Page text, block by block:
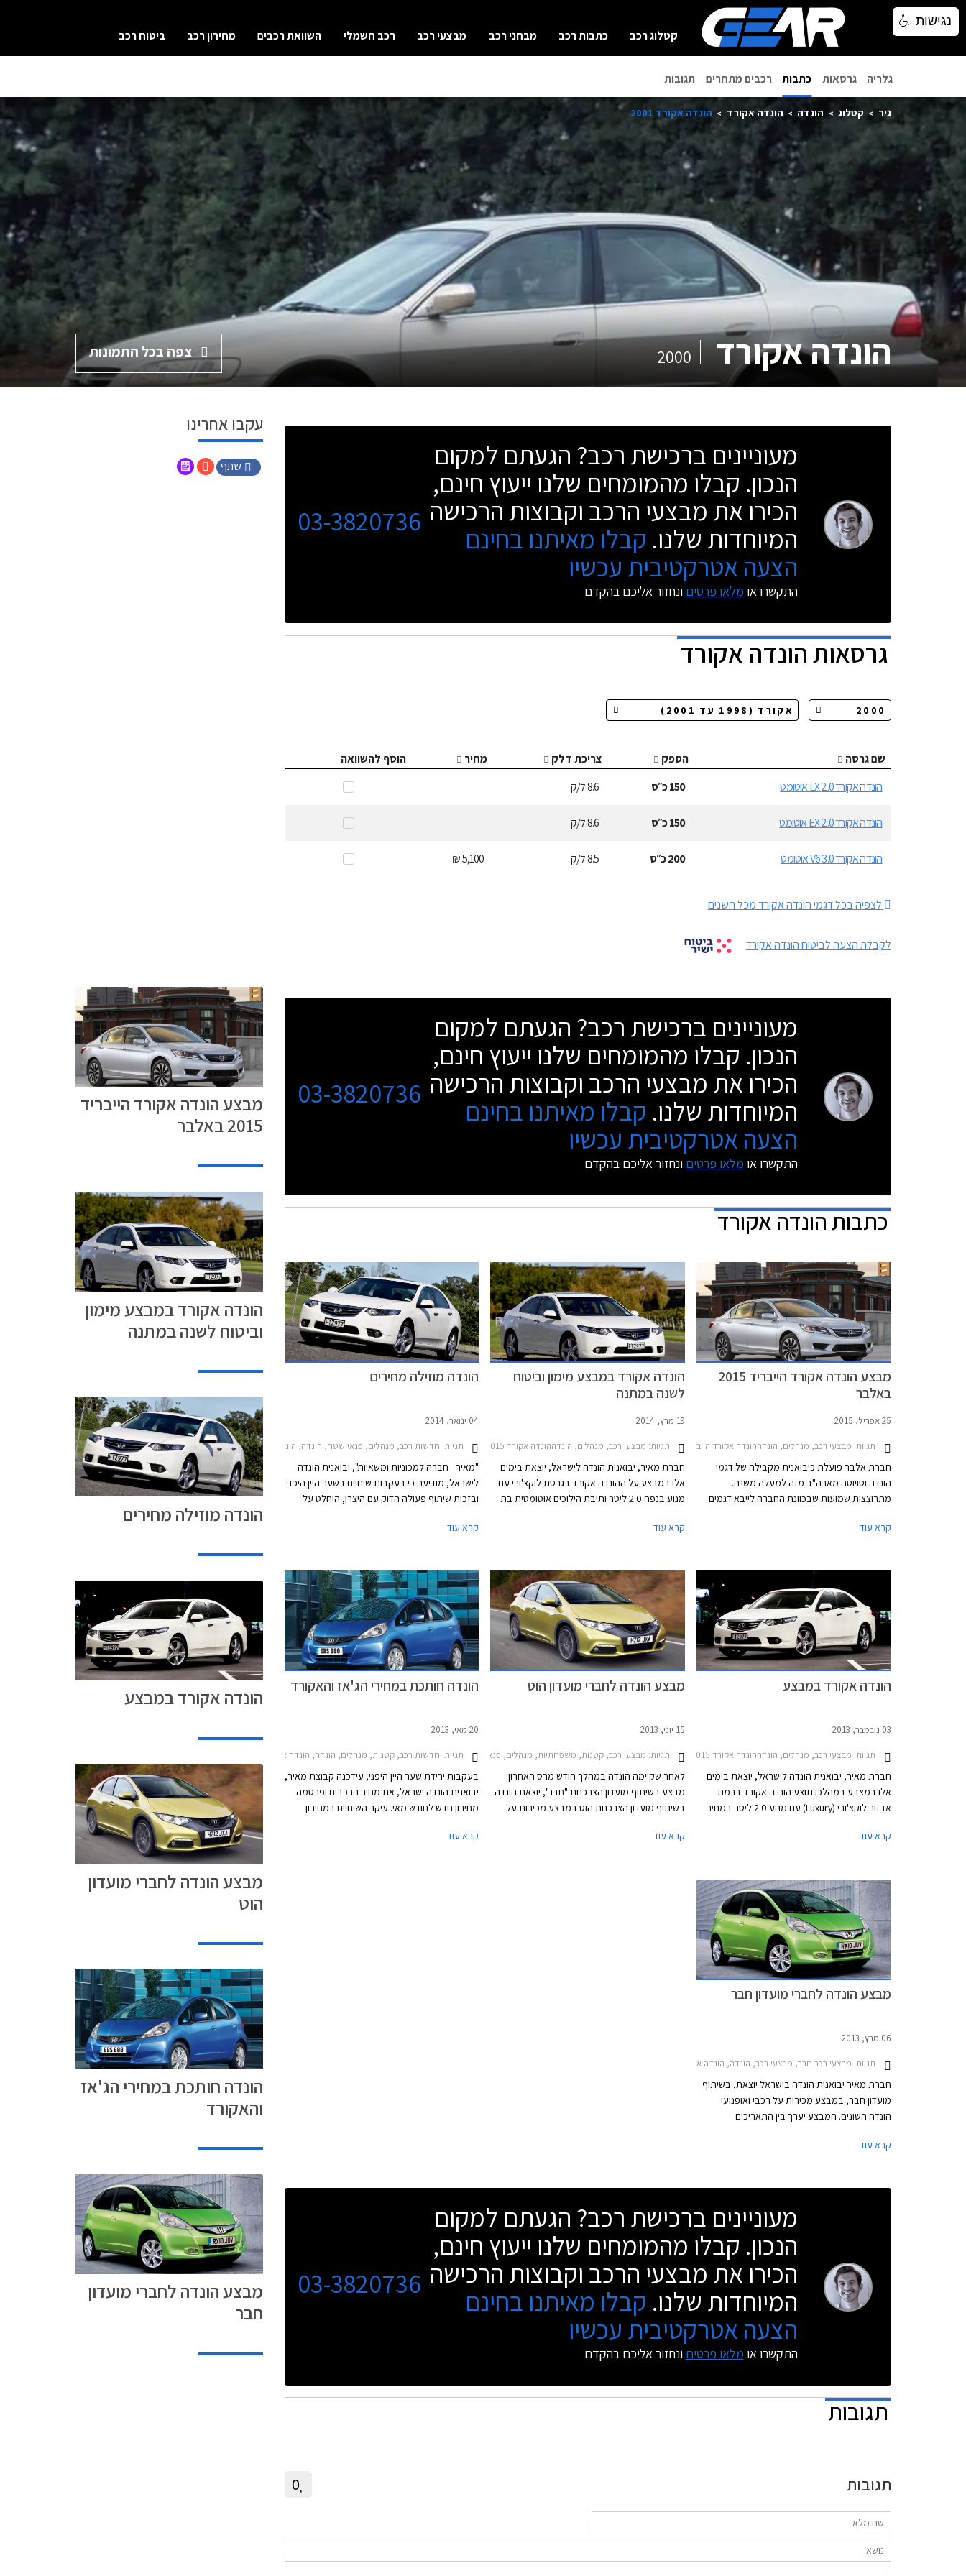
קטלוג רכב כתבות רכב מבחני רכב מבצעי רכב רכב חשמלי השוואת רכבים מחירון רכב ביטוח רכב
גלריה גרסאות כתבות רכבים מתחרים תגובות
גיר קטלוג הונדה הונדה אקורד הונדה אקורד 2001
הונדה אקורד 2000 צפה בכל התמונות
מעוניינים ברכישת רכב? הגעתם למקום
הנכון. קבלו מהמומחים שלנו ייעוץ חינם,
הכירו את מבצעי הרכב וקבוצות הרכישה
המיוחדות שלנו. קבלו מאיתנו בחינם
הצעה אטרקטיבית עכשיו
התקשרו או מלאו פרטים ונחזור אליכם בהקדם
03-3820736
גרסאותהונדה אקורד
שם גרסה הספק צריכת דלק מחיר
הוסף להשוואה
הונדה אקורד 2.0 LX אוטומט
150כ״ס 8.6ל/ק
הונדה אקורד 2.0 EX אוטומט 150כ״ס 8.6ל/ק
הונדה אקורד 3.0 V6 אוטומט 200כ״ס 8.5ל/ק 5,100 ₪
לצפיה בכל דגמי הונדה אקורד מכל השנים
לקבלת הצעה לביטוח הונדה אקורד
עקבו אחרינו
שתף
מעוניינים ברכישת רכב? הגעתם למקום
הנכון. קבלו מהמומחים שלנו ייעוץ חינם,
הכירו את מבצעי הרכב וקבוצות הרכישה
המיוחדות שלנו. קבלו מאיתנו בחינם
הצעה אטרקטיבית עכשיו
התקשרו או מלאו פרטים ונחזור אליכם בהקדם
03-3820736
כתבותהונדה אקורד
מבצע הונדה אקורד הייבריד 2015
באלבר
25 אפריל, 2015
תגיות: מבצעי רכב, מנהלים, הונדההונדה אקורד הייבריד 2015-2015
חברת אלבר פועלת כיבואנית מקבילה של דגמי
הונדה וטויוטה מארה"ב מזה למעלה משנה.
מתרוצצות שמועות שבכוונת החברה לייבא דגמים
האירופאיים שהפכו לאטרקטיביים בזכות שער האירו
ומערכת מובילאיי בשווי 6,000 ₪ במתנה. מחירה
עבור גרסת EX ו- 219,900 ₪ עבור גרסת EX-L.
קרא עוד
הונדה אקורד במבצע מימון וביטוח
לשנה במתנה
19 מרץ, 2014
תגיות: מבצעי רכב, מנהלים, הונדההונדה אקורד 2011-2015
חברת מאיר, יבואנית הונדה לישראל, יוצאת בימים
אלו במבצע על ההונדה אקורד בגרסת לוקצ'ורי עם
מנוע בנפח 2.0 ליטר ותיבת הילוכים אוטומטית בת
מסלול מימון במסגרתו ישלמו הרוכשים מקדמה
ומקיף במתנה למשך שנה שלמה. המבצע בתוקף
עד ל- 01.04.2014.
קרא עוד
הונדה מוזילה מחירים
04 ינואר, 2014
תגיות: חדשות רכב, מנהלים, פנאי שטח, הונדה, הונדה אקורד 2011-2015הונדה CR-V 2013-2015
"מאיר - חברה למכוניות ומשאיות", יבואנית הונדה
לישראל, מודיעה כי בעקבות שינויים בשער היין היפני
ובזכות שיתוף פעולה הדוק עם היצרן, הוחלט על
3,000 ₪ לעומת מחירה הקודם של האקורד שעמד
על 172,900 ₪, בכך מיישרת קו עם מרבית
המתחרות האחרות בפלח המשפחתיות הגדולות.
קרא עוד
הונדה אקורד במבצע
03 נובמבר, 2013
תגיות: מבצעי רכב, מנהלים, הונדההונדה אקורד 2011-2015
חברת מאיר, יבואנית הונדה לישראל, יוצאת בימים
אלו במצבע במהלכו תוצע הונדה אקורד ברמת
אבזור לוקצ'ורי (Luxury) עם מנוע 2.0 ליטר במחיר
99,000 ₪ ואת היתרה ב- 36 תשלומים בריבית של
פריים מינוס 0.25%.
קרא עוד
מבצע הונדה לחברי מועדון הוט
15 יוני, 2013
תגיות: מבצעי רכב, קטנות, משפחתיות, מנהלים, פנאי שטח, הונדה, הונדה אקורד 2011-2015, הונדה CR-V 2010-2013, הונדה אינסייט 2012-2014, הונדה ג'אז הייבריד 2011-2015, הונדה סיוויק 5 דלתות 2012-2015הונדה סיוויק סדאן 2012-2017
לאחר שקיימה הונדה במהלך חודש מרס האחרון
מבצע בשיתוף מועדון הצרכנות "חבר", יוצאת הונדה
בשיתוף מועדון הצרכנות הוט במבצע מכירות על
קרא עוד
הונדה חותכת במחירי הג'אז והאקורד
20 מאי, 2013
תגיות: חדשות רכב, קטנות, מנהלים, הונדה, הונדה אקורד 2011-2015הונדה ג'אז 2011-2014
בעקבות ירידת שער היין היפני, עידכנה קבוצת מאיר,
יבואנית הונדה ישראל, את מחיר הרכבים ופרסמה
מחירון חדש לחודש מאי. עיקר השינויים במחירון
ג'אז וגרסאות הבסיס של המשפחתית הגדולה הונדה
קרא עוד
מבצע הונדה לחברי מועדון חבר
06 מרץ, 2013
תגיות: מבצעי רכב חבר, מבצעי רכב, הונדה, הונדה אקורד 2011-2015, הונדה CR-V 2013-2015, הונדה אינסייט 2012-2014, הונדה ג'אז הייבריד 2011-2015, הונדה סיוויק 5 דלתות 2012-2015הונדה סיוויק סדאן 2012-2017
חברת מאיר יבואנית הונדה בישראל יוצאת, בשיתוף
מועדון חבר, במבצע מכירות על רכבי ואופנועי
הונדה השונים. המבצע יערך בין התאריכים
המועדון ובני משפחותיהם מקרבה ראשונה מהנחות
קרא עוד
מעוניינים ברכישת רכב? הגעתם למקום
הנכון. קבלו מהמומחים שלנו ייעוץ חינם,
הכירו את מבצעי הרכב וקבוצות הרכישה
המיוחדות שלנו. קבלו מאיתנו בחינם
הצעה אטרקטיבית עכשיו
התקשרו או מלאו פרטים ונחזור אליכם בהקדם
03-3820736
תגובות
תגובות 0
מבצע הונדה אקורד הייבריד
2015 באלבר
הונדה אקורד במבצע מימון
וביטוח לשנה במתנה
הונדה מוזילה מחירים
הונדה אקורד במבצע
מבצע הונדה לחברי מועדון
הוט
הונדה חותכת במחירי הג'אז
והאקורד
מבצע הונדה לחברי מועדון
חבר
נגישות
נגישות